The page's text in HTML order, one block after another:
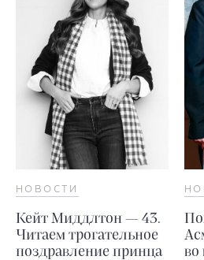
НОВОСТИ
Кейт Миддлтон — 43.
Читаем трогательное
поздравление принца
во